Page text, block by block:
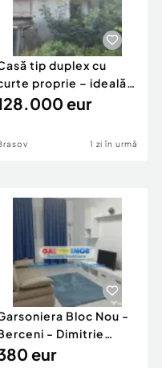
tip duplex cu
proprie – ideală
renovar
eur
1 zi în urmă
Bloc Nou -
- Dimitrie
eur